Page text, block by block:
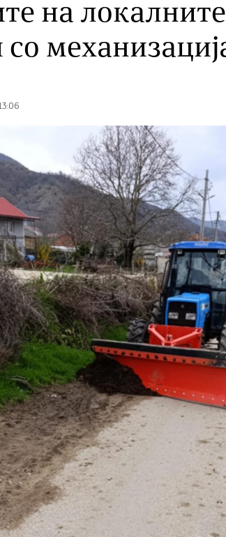
на локалните